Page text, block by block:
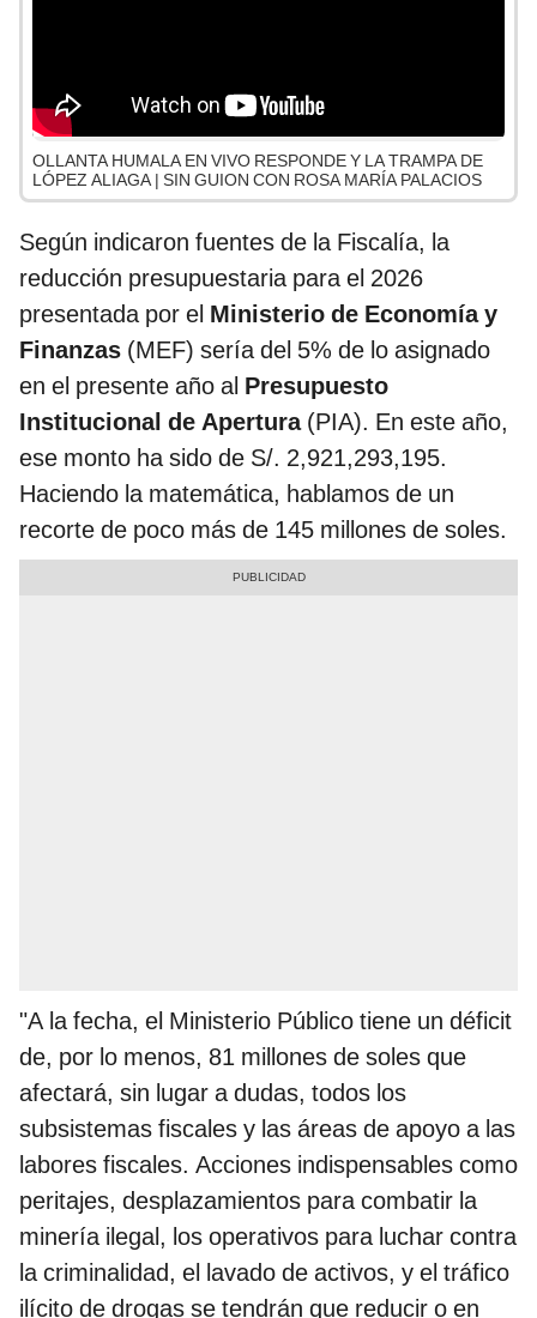
OLLANTA HUMALA EN VIVO RESPONDE Y LA TRAMPA DE
LÓPEZ ALIAGA | SIN GUION CON ROSA MARÍA PALACIOS
Según indicaron fuentes de la Fiscalía, la
reducción presupuestaria para el 2026
presentada por el Ministerio de Economía y
Finanzas (MEF) sería del 5% de lo asignado
en el presente año al Presupuesto
Institucional de Apertura (PIA). En este año,
ese monto ha sido de S/. 2,921,293,195.
Haciendo la matemática, hablamos de un
recorte de poco más de 145 millones de soles.
"A la fecha, el Ministerio Público tiene un déficit
de, por lo menos, 81 millones de soles que
afectará, sin lugar a dudas, todos los
subsistemas fiscales y las áreas de apoyo a las
labores fiscales. Acciones indispensables como
peritajes, desplazamientos para combatir la
minería ilegal, los operativos para luchar contra
la criminalidad, el lavado de activos, y el tráfico
ilícito de drogas se tendrán que reducir o en